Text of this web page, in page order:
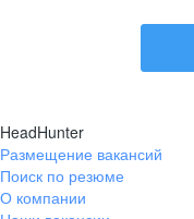
HeadHunter
Размещение вакансий
Поиск по резюме
О компании